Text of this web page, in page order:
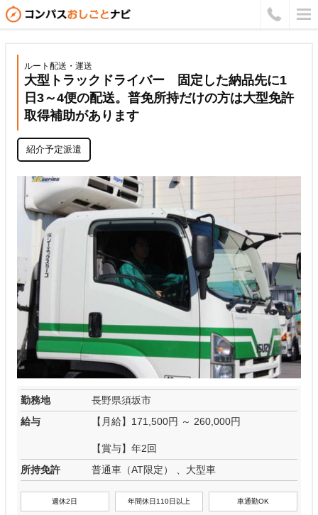
ルート配送・運送
大型トラックドライバー 固定した納品先に1
日3～4便の配送。普免所持だけの方は大型免許
取得補助があります
紹介予定派遣
勤務地
長野県須坂市
給与
【月給】171,500円 ～ 260,000円
【賞与】年2回
所持免許
普通車（AT限定） 、大型車
週休2日 年間休日110日以上 車通勤OK